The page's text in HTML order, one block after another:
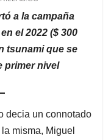
a la campaña
el 2022 ($ 300
tsunami que se
primer nivel
decia un connotado
misma, Miguel